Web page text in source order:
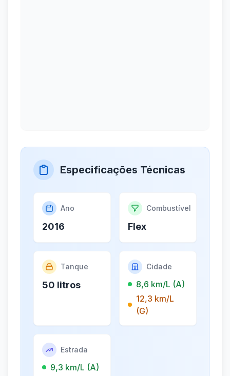
Especificações Técnicas
Ano
2016
Combustível
Flex
Tanque
50 litros
Cidade
8,6 km/L (A)
12,3 km/L
(G)
Estrada
9,3 km/L (A)